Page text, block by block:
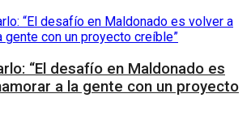
“El desafío en Maldonado es
a la gente con un proyecto